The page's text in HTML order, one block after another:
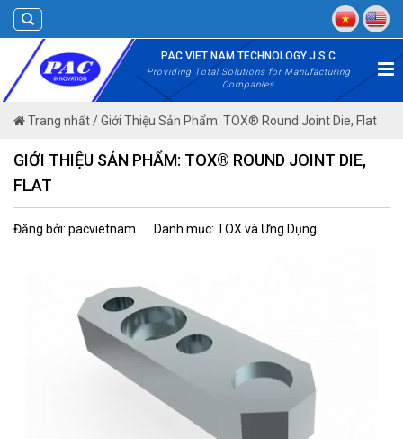
Skip
to
content
PAC VIET NAM TECHNOLOGY J.S.C
Providing Total Solutions for Manufacturing
Companies
Trang nhất/Giới Thiệu Sản Phẩm: TOX® Round Joint Die, Flat
GIỚI THIỆU SẢN PHẨM: TOX® ROUND JOINT DIE,
FLAT
Đăng bởi: pacvietnam Danh mục: TOX và Ưng Dụng